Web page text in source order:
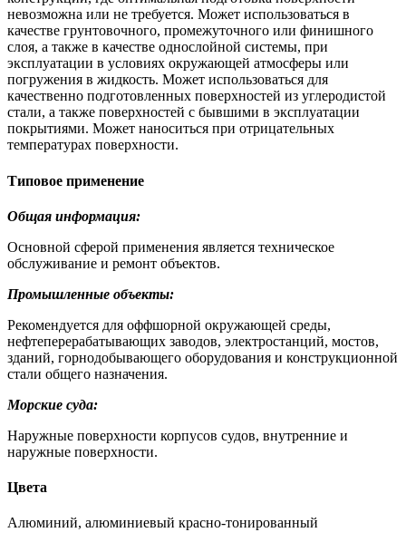
невозможна или не требуется. Может использоваться в
качестве грунтовочного, промежуточного или финишного
слоя, а также в качестве однослойной системы, при
эксплуатации в условиях окружающей атмосферы или
погружения в жидкость. Может использоваться для
качественно подготовленных поверхностей из углеродистой
стали, а также поверхностей с бывшими в эксплуатации
покрытиями. Может наноситься при отрицательных
температурах поверхности.
Типовое применение
Общая информация:
Основной сферой применения является техническое
обслуживание и ремонт объектов.
Промышленные объекты:
Рекомендуется для оффшорной окружающей среды,
нефтеперерабатывающих заводов, электростанций, мостов,
зданий, горнодобывающего оборудования и конструкционной
стали общего назначения.
Морские суда:
Наружные поверхности корпусов судов, внутренние и
наружные поверхности.
Цвета
Алюминий, алюминиевый красно-тонированный